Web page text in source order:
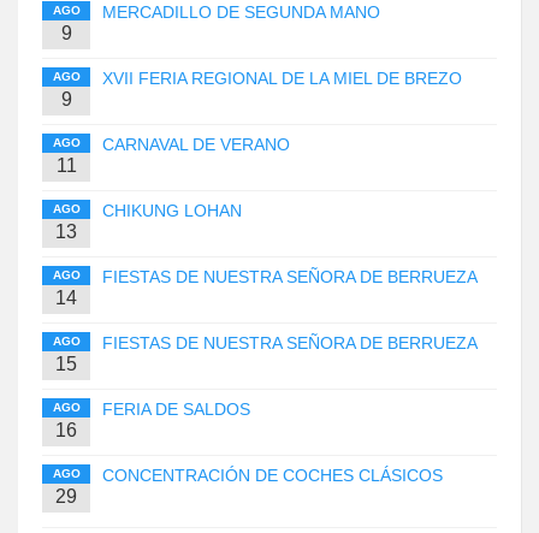
AGO
9
MERCADILLO DE SEGUNDA MANO
AGO
9
XVII FERIA REGIONAL DE LA MIEL DE BREZO
AGO
11
CARNAVAL DE VERANO
AGO
13
CHIKUNG LOHAN
AGO
14
FIESTAS DE NUESTRA SEÑORA DE BERRUEZA
AGO
15
FIESTAS DE NUESTRA SEÑORA DE BERRUEZA
AGO
16
FERIA DE SALDOS
AGO
29
CONCENTRACIÓN DE COCHES CLÁSICOS